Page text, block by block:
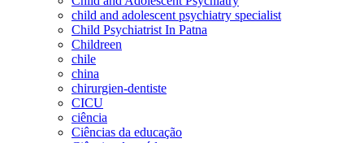
child and adolescent psychiatry specialist
Child Psychiatrist In Patna
Childreen
chile
china
chirurgien-dentiste
CICU
ciência
Ciências da educação